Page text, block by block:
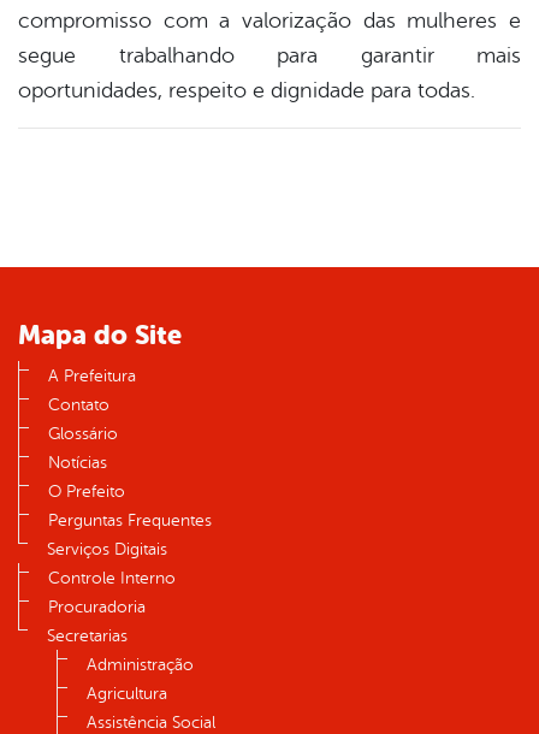
compromisso com a valorização das mulheres e
segue trabalhando para garantir mais
oportunidades, respeito e dignidade para todas.
Mapa do Site
A Prefeitura
Contato
Glossário
Notícias
O Prefeito
Perguntas Frequentes
Serviços Digitais
Controle Interno
Procuradoria
Secretarias
Administração
Agricultura
Assistência Social